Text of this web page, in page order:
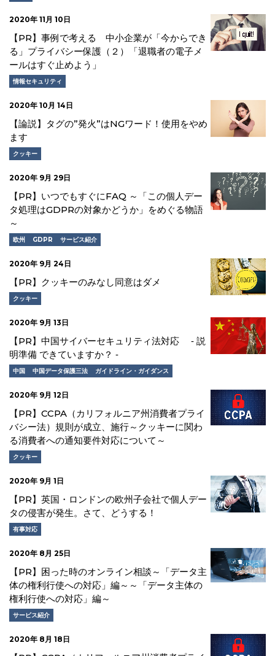
2020年 11月 10日
【PR】事例で考える 中小企業が「今からでき
る」プライバシー保護（２）「退職者の電子メ
ールはすぐ止めよう」
情報セキュリティ
2020年 10月 14日
【論説】タグの”発火”はNGワード！使用をやめ
ます
クッキー
2020年 9月 29日
【PR】いつでもすぐにFAQ ～「この個人デー
タ処理はGDPRの対象かどうか」をめぐる物語
～
欧州 GDPR サービス紹介
2020年 9月 24日
【PR】クッキーのみなし同意はダメ
クッキー
2020年 9月 13日
【PR】中国サイバーセキュリティ法対応 ‐ 説
明準備 できていますか？ ‐
中国 中国データ保護三法 ガイドライン・ガイダンス
2020年 9月 12日
【PR】CCPA（カリフォルニア州消費者プライ
バシー法）規則が成立、施行～クッキーに関わ
る消費者への通知要件対応について～
クッキー
2020年 9月 1日
【PR】英国・ロンドンの欧州子会社で個人デー
タの侵害が発生。さて、どうする！
有事対応
2020年 8月 25日
【PR】困った時のオンライン相談～「データ主
体の権利行使への対応」編～～「データ主体の
権利行使への対応」編～
サービス紹介
2020年 8月 18日